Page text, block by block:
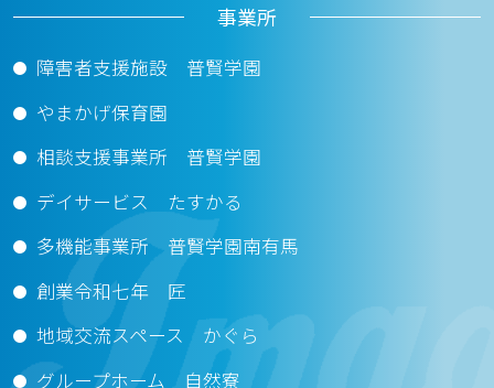
事業所
障害者支援施設 普賢学園
やまかげ保育園
相談支援事業所 普賢学園
デイサービス たすかる
多機能事業所 普賢学園南有馬
創業令和七年 匠
地域交流スペース かぐら
グループホーム 自然寮